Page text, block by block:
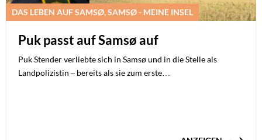
DAS LEBEN AUF SAMSØ, SAMSØ - MEINE INSEL
Puk passt auf Samsø auf
Puk Stender verliebte sich in Samsø und in die Stelle als
Landpolizistin – bereits als sie zum erste…